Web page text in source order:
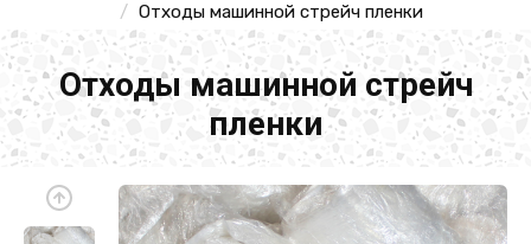
Отходы машинной стрейч пленки
Отходы машинной стрейч
пленки